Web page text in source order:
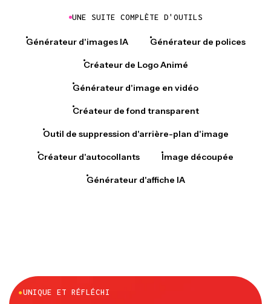
UNE SUITE COMPLÈTE D'OUTILS
Générateur d'images IA Générateur de polices
Créateur de Logo Animé
Générateur d'image en vidéo
Créateur de fond transparent
Outil de suppression d'arrière-plan d'image
Créateur d'autocollants Image découpée
Générateur d'affiche IA
●UNIQUE ET RÉFLÉCHI